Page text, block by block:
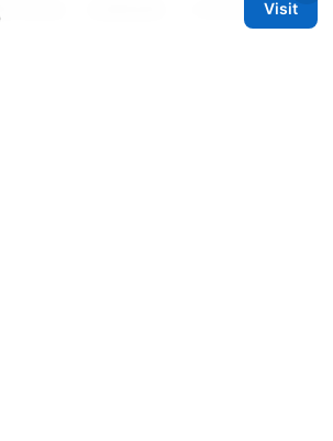
网站：全面指南、工具对比与实
Visit